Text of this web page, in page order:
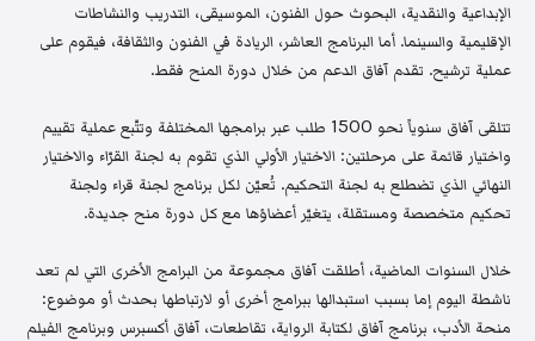
الإبداعية والنقدية، البحوث حول الفنون، الموسيقى، التدريب والنشاطات
الإقليمية والسينما. أما البرنامج العاشر، الريادة في الفنون والثقافة، فيقوم على
عملية ترشيح. تقدم آفاق الدعم من خلال دورة المنح فقط.
تتلقى آفاق سنوياً نحو 1500 طلب عبر برامجها المختلفة وتتّبع عملية تقييم
واختيار قائمة على مرحلتين: الاختيار الأولي الذي تقوم به لجنة القرّاء والاختيار
النهائي الذي تضطلع به لجنة التحكيم. تُعيّن لكل برنامج لجنة قراء ولجنة
تحكيم متخصصة ومستقلة، يتغيّر أعضاؤها مع كل دورة منح جديدة.
خلال السنوات الماضية، أطلقت آفاق مجموعة من البرامج الأخرى التي لم تعد
ناشطة اليوم إما بسبب استبدالها ببرامج أخرى أو لارتباطها بحدث أو موضوع:
منحة الأدب، برنامج آفاق لكتابة الرواية، تقاطعات، آفاق أكسبرس وبرنامج الفيلم